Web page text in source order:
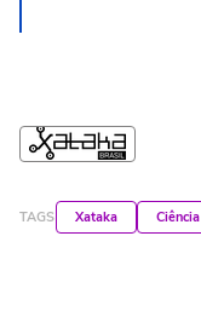
TAGS Xataka Ciência